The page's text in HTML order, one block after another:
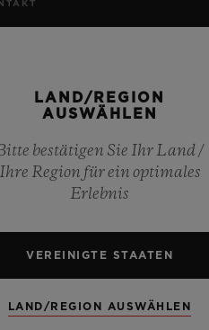
NUTZUNGSBEDINGUNGEN
LAND/REGION
AUSWÄHLEN
bestätigen Sie Ihr Land /
Ihre Region für ein optimales
Erlebnis
VEREINIGTE STAATEN
LAND/REGION AUSWÄHLEN